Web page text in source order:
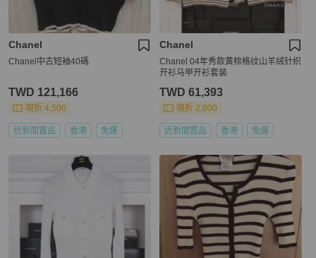
Chanel
Chanel中古短袖40碼
TWD 121,166
現折 4,500
近新閒置品 香港 免運
Chanel
Chanel 04年秀款黄棕格纹山羊绒针织
开衫马甲开衫套装
TWD 61,393
現折 2,000
近新閒置品 香港 免運